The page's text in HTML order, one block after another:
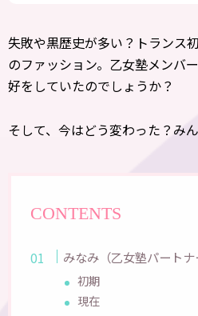
失敗や黒歴史が多い？トランス
のファッション。乙女塾メンバ
好をしていたのでしょうか？
そして、今はどう変わった？み
CONTENTS
みなみ（乙女塾パートナ
初期
現在